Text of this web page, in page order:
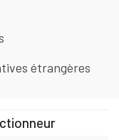
étrangères